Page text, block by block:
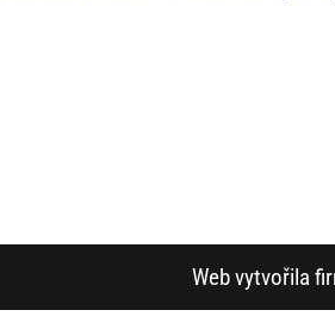
Web vytvořila